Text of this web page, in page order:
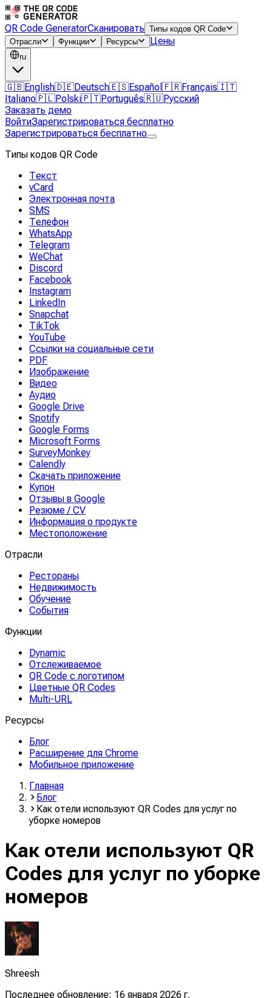
QR Code GeneratorСканировать Типы кодов QR Code
Отрасли
Функции Ресурсы Цены
ru
🇬🇧English🇩🇪Deutsch🇪🇸Español 🇫🇷Français🇮🇹
Italiano🇵🇱Polski🇵🇹Português🇷🇺Русский
Заказать демо
ВойтиЗарегистрироваться бесплатно
Зарегистрироваться бесплатно
Типы кодов QR Code
Текст
vCard
Электронная почта
SMS
Телефон
WhatsApp
Telegram
WeChat
Discord
Facebook
Instagram
LinkedIn
Snapchat
TikTok
YouTube
Ссылки на социальные сети
PDF
Изображение
Видео
Аудио
Google Drive
Spotify
Google Forms
Microsoft Forms
SurveyMonkey
Calendly
Скачать приложение
Купон
Отзывы в Google
Резюме / CV
Информация о продукте
Местоположение
Отрасли
Рестораны
Недвижимость
Обучение
События
Функции
Dynamic
Отслеживаемое
QR Code с логотипом
Цветные QR Codes
Multi-URL
Ресурсы
Блог
Расширение для Chrome
Мобильное приложение
Главная
Блог
Как отели используют QR Codes для услуг по
уборке номеров
Как отели используют QR
Codes для услуг по уборке
номеров
Shreesh
Последнее обновление: 16 января 2026 г.